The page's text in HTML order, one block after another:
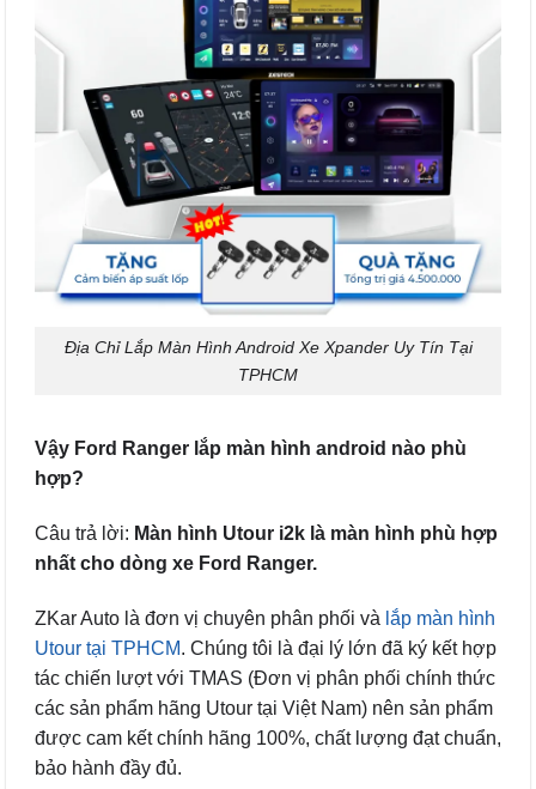
Địa Chỉ Lắp Màn Hình Android Xe Xpander Uy Tín Tại
TPHCM
Vậy Ford Ranger lắp màn hình android nào phù
hợp?
Câu trả lời: Màn hình Utour i2k là màn hình phù hợp
nhất cho dòng xe Ford Ranger.
ZKar Auto là đơn vị chuyên phân phối và lắp màn hình
Utour tại TPHCM. Chúng tôi là đại lý lớn đã ký kết hợp
tác chiến lượt với TMAS (Đơn vị phân phối chính thức
các sản phẩm hãng Utour tại Việt Nam) nên sản phẩm
được cam kết chính hãng 100%, chất lượng đạt chuẩn,
bảo hành đầy đủ.